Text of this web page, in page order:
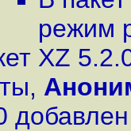
режим
XZ
,